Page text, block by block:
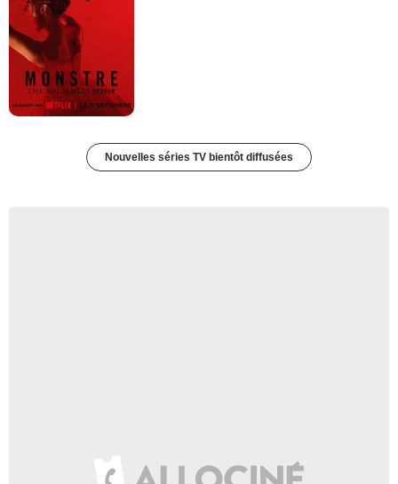
Nouvelles séries TV bientôt diffusées